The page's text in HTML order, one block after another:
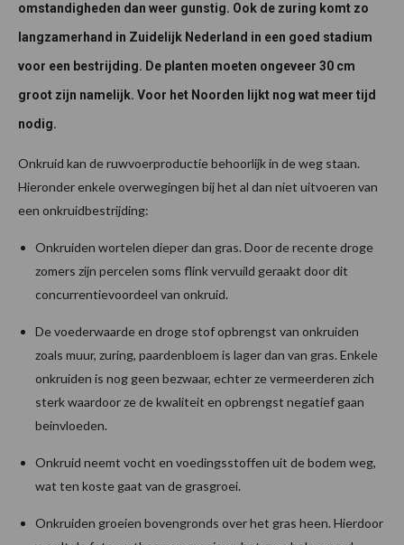
omstandigheden dan weer gunstig. Ook de zuring komt zo
langzamerhand in Zuidelijk Nederland in een goed stadium
voor een bestrijding. De planten moeten ongeveer 30 cm
groot zijn namelijk. Voor het Noorden lijkt nog wat meer tijd
nodig.
Onkruid kan de ruwvoerproductie behoorlijk in de weg staan.
Hieronder enkele overwegingen bij het al dan niet uitvoeren van
een onkruidbestrijding:
Onkruiden wortelen dieper dan gras. Door de recente droge
zomers zijn percelen soms flink vervuild geraakt door dit
concurrentievoordeel van onkruid.
De voederwaarde en droge stof opbrengst van onkruiden
zoals muur, zuring, paardenbloem is lager dan van gras. Enkele
onkruiden is nog geen bezwaar, echter ze vermeerderen zich
sterk waardoor ze de kwaliteit en opbrengst negatief gaan
beinvloeden.
Onkruid neemt vocht en voedingsstoffen uit de bodem weg,
wat ten koste gaat van de grasgroei.
Onkruiden groeien bovengronds over het gras heen. Hierdoor